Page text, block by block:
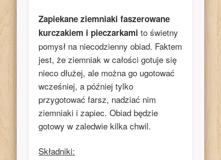
Zapiekane ziemniaki faszerowane
kurczakiem i pieczarkami to świetny
pomysł na niecodzienny obiad. Faktem
jest, że ziemniak w całości gotuje się
nieco dłużej, ale można go ugotować
wcześniej, a później tylko
przygotować farsz, nadziać nim
ziemniaki i zapiec. Obiad będzie
gotowy w zaledwie kilka chwil.
Składniki: